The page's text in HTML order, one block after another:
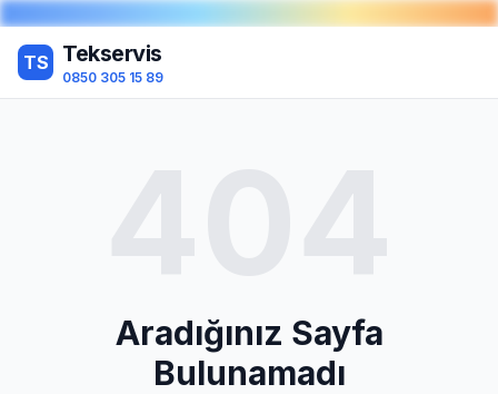
TS Tekservis
0850 305 15 89
Aradığınız Sayfa
Bulunamadı